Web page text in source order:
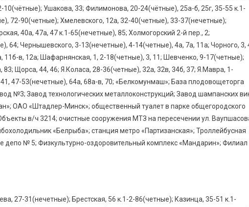
Ушакова, 33; Филимонова, 20-24(чётные), 25а-б, 25г, 35-55 к.1-
72-90(четные); Хмелевского, 12а, 32-40(четные), 33-37(нечетные);
40а, 47а, 47 к.1-65(нечетные), 85; Холмогорский 2-й пер., 2;
64; Чернышевского, 3-13(нечетные), 4-14(четные), 4а, 7а, 11а; Чорного, 3,
11б-в, 12а; Шафарнянская, 1, 2-18(четные), 3, 11; Шевченко, 9-17(четные);
Щорса, 44, 46; Я.Коласа, 28-36(четные), 32а, 32в, 34б, 37; Я.Мавра, 1-
47-53(нечетные), 64а, 68а-в, 70; «Белкомунмаш»; База плодовощеторга
№3; Завод технологических металлоконструкций; Завод шампанских
ОАО «Штадлер-Минск»; общественный туалет в парке общегородского
в/ч 3214; очистные сооружения МТЗ на пересечении ул.
«Белрыба»; станция метро «Партизанская»; Троллейбусная
депо № 5; Физкультурно-оздоровительный комплекс «Мандарин»; Филиал
27-31(нечетные); Брестская, 56 к.1-2-86(четные); Казинца, 35-51 к.1-